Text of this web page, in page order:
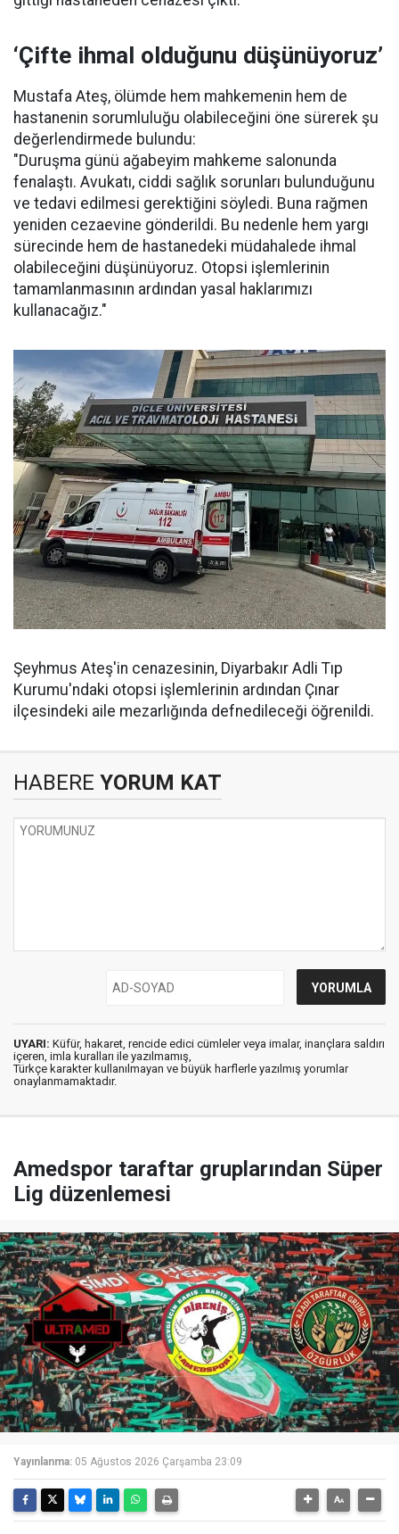
‘Çifte ihmal olduğunu düşünüyoruz’
Mustafa Ateş, ölümde hem mahkemenin hem de
hastanenin sorumluluğu olabileceğini öne sürerek şu
değerlendirmede bulundu:
"Duruşma günü ağabeyim mahkeme salonunda
fenalaştı. Avukatı, ciddi sağlık sorunları bulunduğunu
ve tedavi edilmesi gerektiğini söyledi. Buna rağmen
yeniden cezaevine gönderildi. Bu nedenle hem yargı
sürecinde hem de hastanedeki müdahalede ihmal
olabileceğini düşünüyoruz. Otopsi işlemlerinin
tamamlanmasının ardından yasal haklarımızı
kullanacağız."
Şeyhmus Ateş'in cenazesinin, Diyarbakır Adli Tıp
Kurumu'ndaki otopsi işlemlerinin ardından Çınar
ilçesindeki aile mezarlığında defnedileceği öğrenildi.
HABERE YORUM KAT
UYARI: Küfür, hakaret, rencide edici cümleler veya imalar, inançlara saldırı
içeren, imla kuralları ile yazılmamış,
Türkçe karakter kullanılmayan ve büyük harflerle yazılmış yorumlar
onaylanmamaktadır.
Amedspor taraftar gruplarından Süper
Lig düzenlemesi
Yayınlanma: 05 Ağustos 2026 Çarşamba 23:09